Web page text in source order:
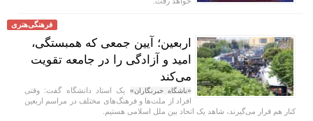
فرهنگی‌هنری
اربعین؛ آیین جمعی که همبستگی،
امید و آزادگی را در جامعه تقویت
می‌کند
«باشگاه خبرنگاران» یک استاد دانشگاه گفت: وقتی
افراد از ملت‌ها و فرهنگ‌های مختلف در مراسم اربعین
کنار هم قرار می‌گیرند، شاهد یک اتحاد بین ملل اسلامی هستیم.